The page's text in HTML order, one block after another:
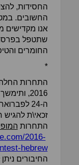
החסידות,
החשובים.
אנו
שתטפל
החומרים
*
2016,
זכאי\ת
התחרות
2016-
hebrew/
החיבורים